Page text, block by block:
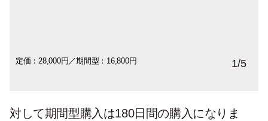
定価：28,000円／期間型：16,800円
和紙デニム ジャケット – Indigo
和紙天竺ショートスリーブＴシャツ – Navy
和紙デニムジャケットとポケットパンツの
柔らかい素材なため、袖を捲った際のふん
1/5
対して期間型購入は180日間の購入になりま